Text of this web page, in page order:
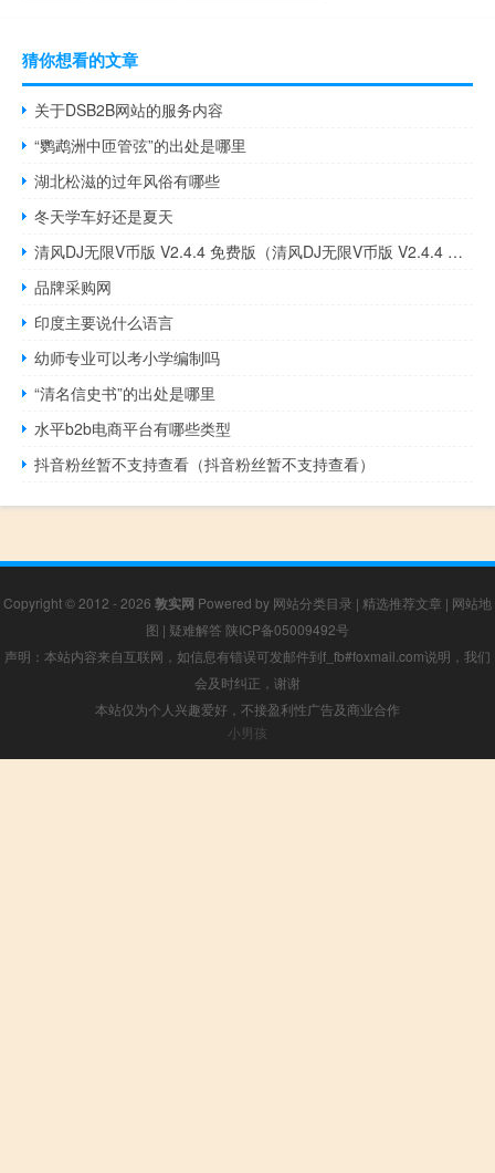
猜你想看的文章
关于DSB2B网站的服务内容
“鹦鹉洲中匝管弦”的出处是哪里
湖北松滋的过年风俗有哪些
冬天学车好还是夏天
清风DJ无限V币版 V2.4.4 免费版（清风DJ无限V币版 V2.4.4 免费版功能简介）
品牌采购网
印度主要说什么语言
幼师专业可以考小学编制吗
“清名信史书”的出处是哪里
水平b2b电商平台有哪些类型
抖音粉丝暂不支持查看（抖音粉丝暂不支持查看）
Copyright © 2012 - 2026 敦实网 Powered by 网站分类目录 | 精选推荐文章 | 网站地
图 | 疑难解答 陕ICP备05009492号
声明：本站内容来自互联网，如信息有错误可发邮件到f_fb#foxmail.com说明，我们
会及时纠正，谢谢
本站仅为个人兴趣爱好，不接盈利性广告及商业合作
小男孩